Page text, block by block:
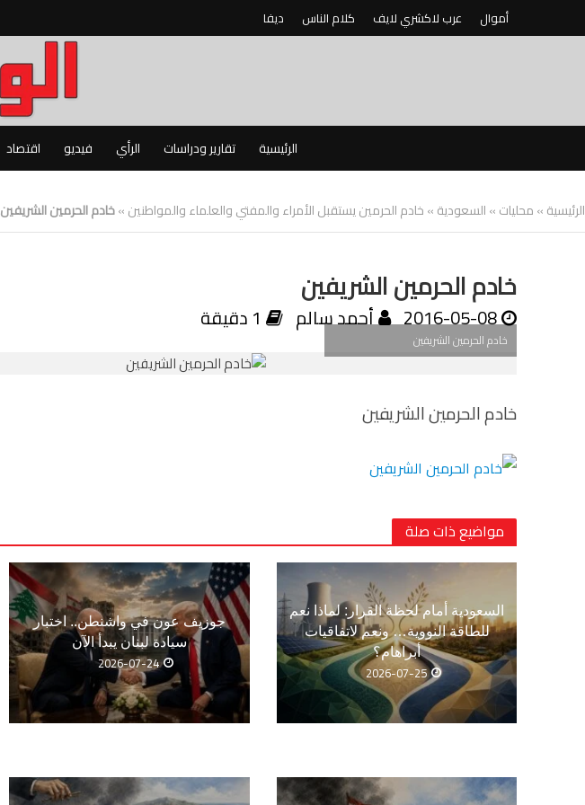
أموال عرب لاكشري لايف كلام الناس ديفا
الرئيسية تقارير ودراسات الرأي فيديو اقتصاد
الرئيسية»محليات»السعودية»خادم الحرمين يستقبل الأمراء والمفتي والعلماء والمواطنين»خادم الحرمين الشريفين
خادم الحرمين الشريفين
2016-05-08 أحمد سالم 1 دقيقة
خادم الحرمين الشريفين
خادم الحرمين الشريفين
مواضيع ذات صلة
السعودية أمام لحظة القرار: لماذا نعم
للطاقة النووية… ونعم لاتفاقيات
أبراهام؟
2026-07-25
جوزيف عون في واشنطن.. اختبار
سيادة لبنان يبدأ الآن
2026-07-24